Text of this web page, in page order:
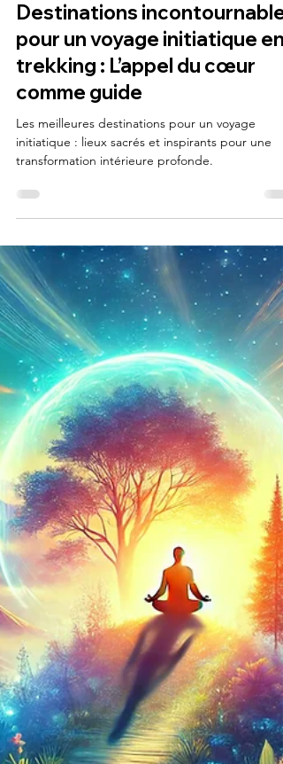
5 déc. 2024 24 min de lecture
Destinations incontournables
pour un voyage initiatique en
trekking : L’appel du cœur
transformation intérieure profonde.